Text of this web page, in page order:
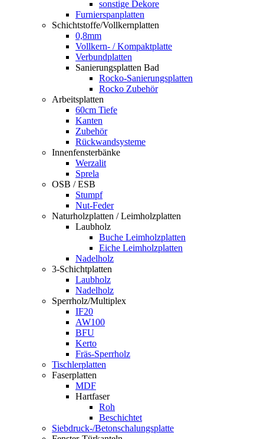
sonstige Dekore
Furnierspanplatten
Schichtstoffe/Vollkernplatten
0,8mm
Vollkern- / Kompaktplatte
Verbundplatten
Sanierungsplatten Bad
Rocko-Sanierungsplatten
Rocko Zubehör
Arbeitsplatten
60cm Tiefe
Kanten
Zubehör
Rückwandsysteme
Innenfensterbänke
Werzalit
Sprela
OSB / ESB
Stumpf
Nut-Feder
Naturholzplatten / Leimholzplatten
Laubholz
Buche Leimholzplatten
Eiche Leimholzplatten
Nadelholz
3-Schichtplatten
Laubholz
Nadelholz
Sperrholz/Multiplex
IF20
AW100
BFU
Kerto
Fräs-Sperrholz
Tischlerplatten
Faserplatten
MDF
Hartfaser
Roh
Beschichtet
Siebdruck-/Betonschalungsplatte